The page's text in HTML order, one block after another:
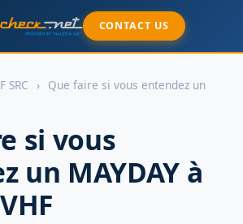
CONTACT US
SRC › Que faire si vous entendez un
si vous
un MAYDAY à